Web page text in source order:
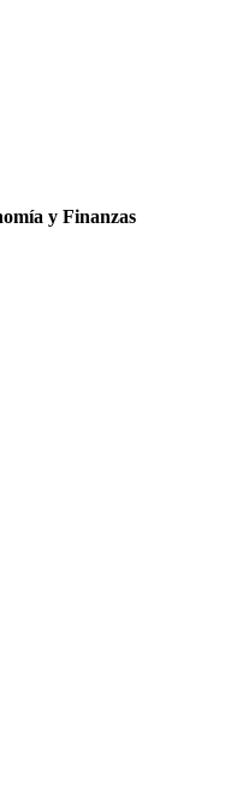
y Finanzas